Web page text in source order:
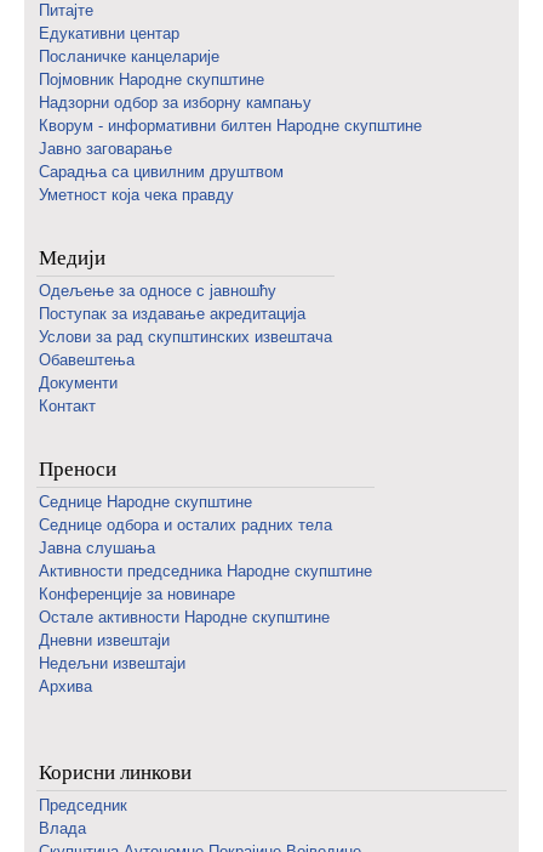
Питајте
Едукативни центар
Посланичке канцеларије
Појмовник Народне скупштине
Надзорни одбор за изборну кампању
Кворум - информативни билтен Народне скупштине
Јавно заговарање
Сарадња са цивилним друштвом
Уметност која чека правду
Медији
Одељење за односе с јавношћу
Поступак за издавање акредитација
Услови за рад скупштинских извештача
Обавештења
Документи
Контакт
Преноси
Седнице Народне скупштине
Седнице одбора и осталих радних тела
Јавна слушања
Активности председника Народне скупштине
Конференције за новинаре
Oстале активности Народне скупштине
Дневни извештаји
Недељни извештаји
Архива
Корисни линкови
Председник
Влада